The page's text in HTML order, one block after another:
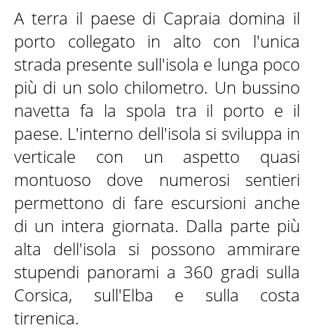
A terra il paese di Capraia domina il
porto collegato in alto con l'unica
strada presente sull'isola e lunga poco
più di un solo chilometro. Un bussino
navetta fa la spola tra il porto e il
paese. L'interno dell'isola si sviluppa in
verticale con un aspetto quasi
montuoso dove numerosi sentieri
permettono di fare escursioni anche
di un intera giornata. Dalla parte più
alta dell'isola si possono ammirare
stupendi panorami a 360 gradi sulla
Corsica, sull'Elba e sulla costa
tirrenica.